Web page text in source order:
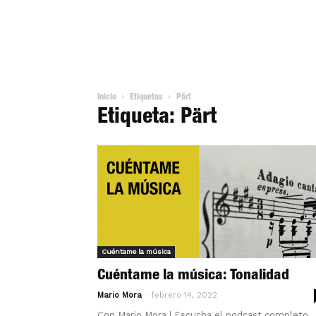
Inicio Etiquetas Pärt
Etiqueta: Pärt
Cuéntame la música
Cuéntame la música: Tonalidad
Mario Mora - febrero 14, 2022